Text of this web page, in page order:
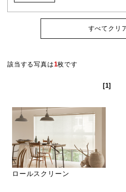
すべてクリ
該当する写真は1枚です
[1]
ロールスクリーン